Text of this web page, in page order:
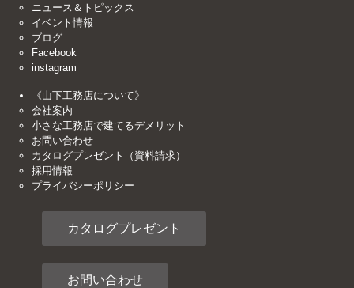
ニュース＆トピックス
イベント情報
ブログ
Facebook
instagram
《山下工務店について》
会社案内
小さな工務店で建てるデメリット
お問い合わせ
カタログプレゼント（資料請求）
採用情報
プライバシーポリシー
カタログプレゼント
お問い合わせ